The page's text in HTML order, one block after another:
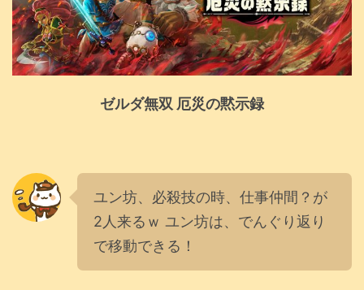
ゼルダ無双 厄災の黙示録
ユン坊、必殺技の時、仕事仲間？が
2人来るｗ ユン坊は、でんぐり返り
で移動できる！